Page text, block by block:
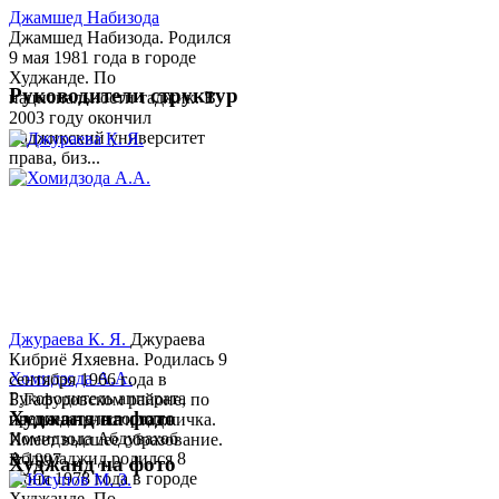
Джамшед Набизода
Джамшед Набизода. Родился
9 мая 1981 года в городе
Худжанде. По
национальности таджик. В
2003 году окончил
Таджикский университет
права, биз...
Хомидзода А.А.
Руководитель аппарата
председателя города
Хомидзода Абдувахоб
Абдумаджид родился 8
июня 1978 года в городе
Руководители структур
Джураева К. Я. Джураева
Кибриё Яхяевна. Родилась 9
сентября 1966 года в
Б.Гафуровском районе, по
национальности таджичка.
Имеет высшее образование.
В 1997 ...
Худжанд на фото
Худжанд на фото